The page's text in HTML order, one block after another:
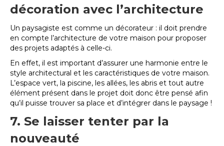
décoration avec l’architecture
Un paysagiste est comme un décorateur : il doit prendre
en compte l’architecture de votre maison pour proposer
des projets adaptés à celle-ci.
En effet, il est important d’assurer une harmonie entre le
style architectural et les caractéristiques de votre maison.
L’espace vert, la piscine, les allées, les abris et tout autre
élément présent dans le projet doit donc être pensé afin
qu’il puisse trouver sa place et d’intégrer dans le paysage !
7. Se laisser tenter par la
nouveauté